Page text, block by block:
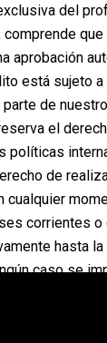
te preocupa el
te
del 50% del
y flexibles.
del
aprobación
está sujeto a
de
el
políticas
de
cualquier
corrientes o
hasta
caso se
por